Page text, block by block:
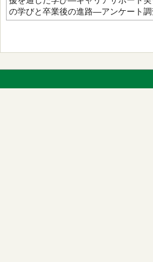
の学びと卒業後の進路―アンケート